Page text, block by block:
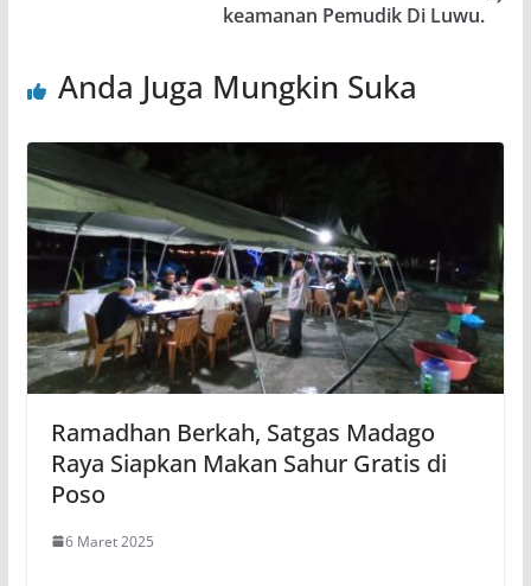
keamanan Pemudik Di Luwu.
Anda Juga Mungkin Suka
Ramadhan Berkah, Satgas Madago
Raya Siapkan Makan Sahur Gratis di
Poso
6 Maret 2025